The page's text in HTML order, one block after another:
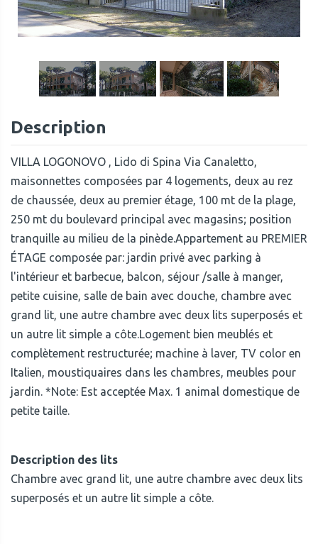
Description
VILLA LOGONOVO , Lido di Spina Via Canaletto,
maisonnettes composées par 4 logements, deux au rez
de chaussée, deux au premier étage, 100 mt de la plage,
250 mt du boulevard principal avec magasins; position
tranquille au milieu de la pinède.Appartement au PREMIER
ÉTAGE composée par: jardin privé avec parking à
l'intérieur et barbecue, balcon, séjour /salle à manger,
petite cuisine, salle de bain avec douche, chambre avec
grand lit, une autre chambre avec deux lits superposés et
un autre lit simple a côte.Logement bien meublés et
complètement restructurée; machine à laver, TV color en
Italien, moustiquaires dans les chambres, meubles pour
jardin. *Note: Est acceptée Max. 1 animal domestique de
petite taille.
Description des lits
Chambre avec grand lit, une autre chambre avec deux lits
superposés et un autre lit simple a côte.